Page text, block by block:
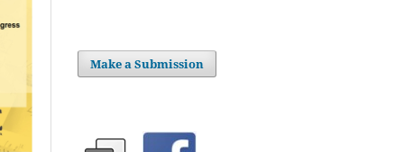
Make a Submission